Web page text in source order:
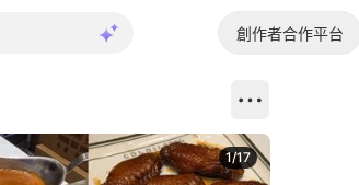
創作者合作平台
1/17